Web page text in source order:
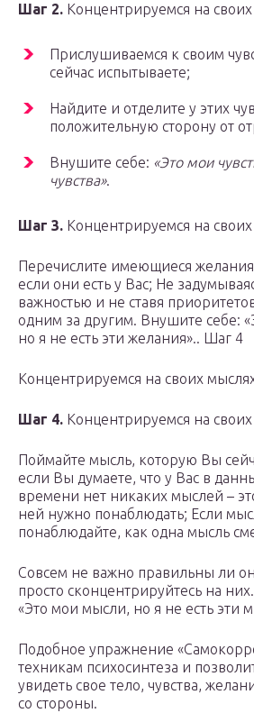
Шаг 2. Концентрируемся на своих
Прислушиваемся к своим
сейчас испытываете;
Найдите и отделите у этих
положительную сторону от
Внушите себе: «Это мои
чувства».
Шаг 3. Концентрируемся на
Перечислите имеющиеся
если они есть у Вас; Не
важностью и не ставя
одним за другим. Внушите себе:
но я не есть эти желания».. Шаг 4
Концентрируемся на своих
Шаг 4. Концентрируемся на
Поймайте мысль, которую Вы
если Вы думаете, что у Вас в
времени нет никаких мыслей –
ней нужно понаблюдать; Если
понаблюдайте, как одна мысль
Совсем не важно правильны ли
просто сконцентрируйтесь на
«Это мои мысли, но я не есть эти
Подобное упражнение
техникам психосинтеза и
увидеть свое тело, чувства,
со стороны.